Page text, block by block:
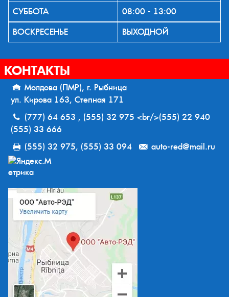
СУББОТА
08:00 - 13:00
ВОСКРЕСЕНЬЕ
ВЫХОДНОЙ
КОНТАКТЫ
Молдова (ПМР), г. Рыбница
ул. Кирова 163, Степная 171
(777) 64 653 , (555) 32 975 <br/>(555) 22 940
(555) 33 666
(555) 32 975, (555) 33 094
auto-red@mail.ru